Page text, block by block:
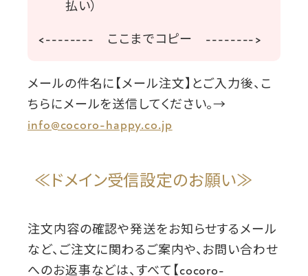
払い）
<-------- ここまでコピー -------->
メールの件名に【メール注文】とご入力後、こ
ちらにメールを送信してください。→
info@cocoro-happy.co.jp
≪ドメイン受信設定のお願い≫
注文内容の確認や発送をお知らせするメール
など、ご注文に関わるご案内や、お問い合わせ
へのお返事などは、すべて【cocoro-